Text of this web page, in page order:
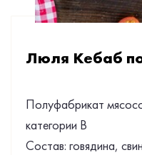
Люля Кебаб
Полуфабрикат
категории В
Состав: говядина,